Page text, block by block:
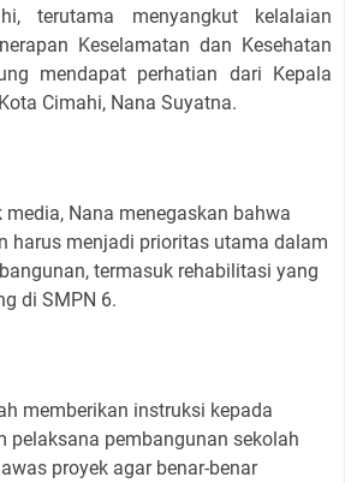
terutama menyangkut kelalaian
Keselamatan dan Kesehatan
mendapat perhatian dari Kepala
Cimahi, Nana Suyatna.
Nana menegaskan bahwa
harus menjadi prioritas utama dalam
termasuk rehabilitasi yang
di SMPN 6.
memberikan instruksi kepada
pelaksana pembangunan sekolah
proyek agar benar-benar